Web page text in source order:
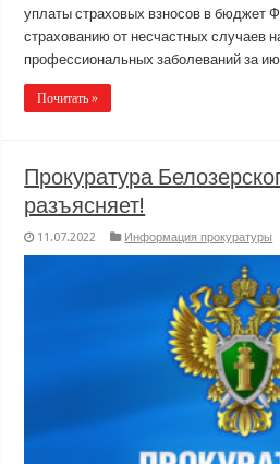
уплаты страховых взносов в бюджет
страхованию от несчастных случаев
профессиональных заболеваний за
Почитать »
Прокуратура
разъясняет!
11.07.2022 Информация прокуратуры